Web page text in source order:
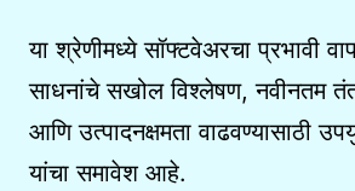
या श्रेणीमध्ये सॉफ्टवेअरचा प्रभावी
साधनांचे सखोल विश्लेषण, नवीनतम
आणि उत्पादनक्षमता वाढवण्यासाठी
यांचा समावेश आहे.